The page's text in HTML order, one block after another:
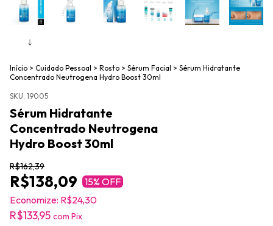
Início > Cuidado Pessoal > Rosto > Sérum Facial > Sérum Hidratante
Concentrado Neutrogena Hydro Boost 30ml
SKU: 19005
Sérum Hidratante
Concentrado Neutrogena
Hydro Boost 30ml
R$162,39
R$138,09 15% OFF
Economize: R$24,30
R$133,95 com Pix